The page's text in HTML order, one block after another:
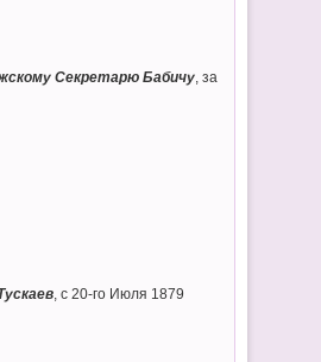
Секретарю Бабичу , за
, с 20-го Июля 1879